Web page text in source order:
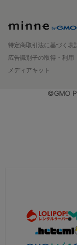
特定商取引法に基づく表
広告識別子の取得・利用
メディアキット
©GMO